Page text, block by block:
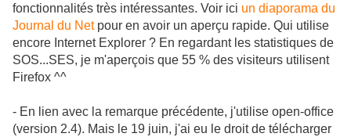
fonctionnalités très intéressantes. Voir ici un diaporama du
Journal du Netpour en avoir un aperçu rapide. Qui utilise
encore Internet Explorer ? En regardant les statistiques de
SOS...SES, je m'aperçois que 55 % des visiteurs utilisent
Firefox ^^
- En lien avec la remarque précédente, j'utilise open-office
(version 2.4). Mais le 19 juin, j'ai eu le droit de télécharger